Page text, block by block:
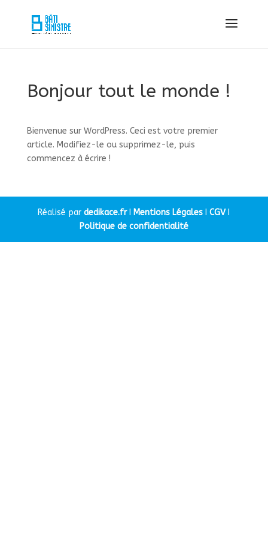
Bonjour tout le monde !
Bienvenue sur WordPress. Ceci est votre premier
article. Modifiez-le ou supprimez-le, puis
commencez à écrire !
Réalisé pardedikace.frI Mentions Légales ICGVI
Politique de confidentialité